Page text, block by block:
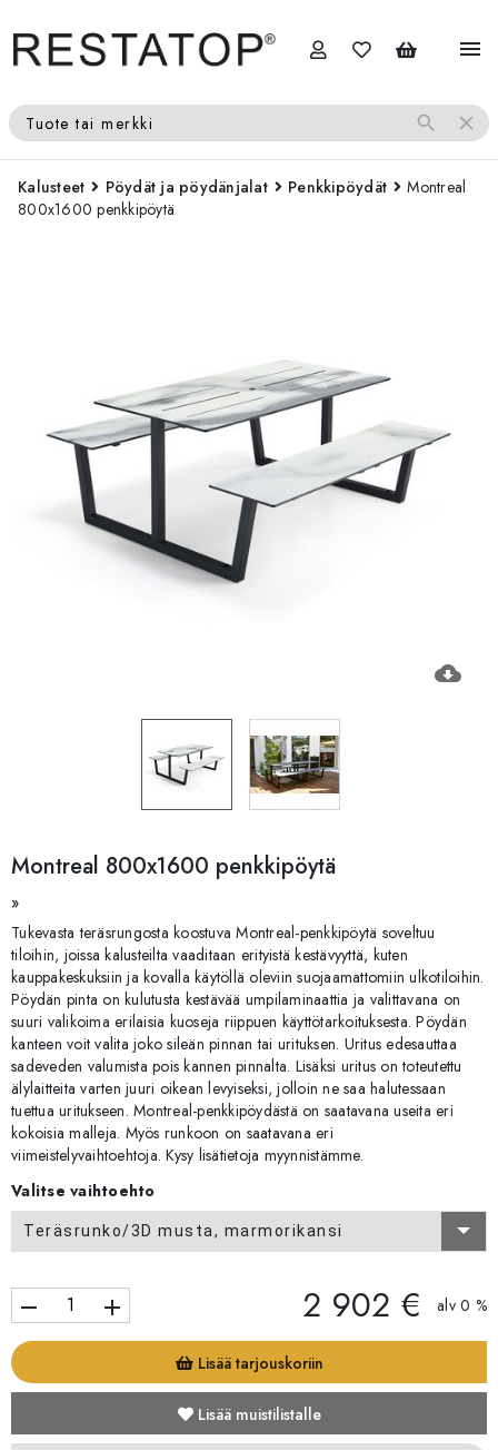
menu
Tuote tai merkki search close
Kalusteet Pöydät ja pöydänjalat Penkkipöydät
Montreal
800x1600 penkkipöytä
cloud_download
Montreal 800x1600 penkkipöytä
»
Tukevasta teräsrungosta koostuva Montreal-penkkipöytä soveltuu
tiloihin, joissa kalusteilta vaaditaan erityistä kestävyyttä, kuten
kauppakeskuksiin ja kovalla käytöllä oleviin suojaamattomiin ulkotiloihin.
Pöydän pinta on kulutusta kestävää umpilaminaattia ja valittavana on
suuri valikoima erilaisia kuoseja riippuen käyttötarkoituksesta. Pöydän
kanteen voit valita joko sileän pinnan tai urituksen. Uritus edesauttaa
sadeveden valumista pois kannen pinnalta. Lisäksi uritus on toteutettu
älylaitteita varten juuri oikean levyiseksi, jolloin ne saa halutessaan
tuettua uritukseen. Montreal-penkkipöydästä on saatavana useita eri
kokoisia malleja. Myös runkoon on saatavana eri
viimeistelyvaihtoehtoja. Kysy lisätietoja myynnistämme.
Valitse vaihtoehto
Teräsrunko/3D musta, marmorikansi
remove add 2 902 € alv 0 %
Lisää tarjouskoriin
Lisää muistilistalle